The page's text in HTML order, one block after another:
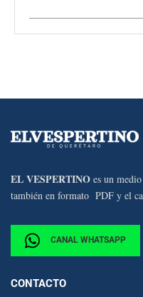
EL VESPERTINO es un
también en formato PDF y el
CANAL WHATSAPP
CONTACTO